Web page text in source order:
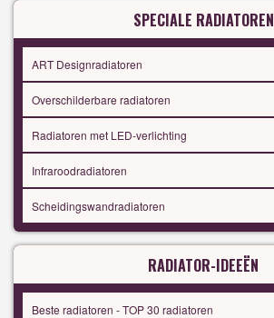
SPECIALE RADIATOREN
ART Designradiatoren
Overschilderbare radiatoren
Radiatoren met LED-verlichting
Infraroodradiatoren
Scheidingswandradiatoren
RADIATOR-IDEEËN
Beste radiatoren - TOP 30 radiatoren